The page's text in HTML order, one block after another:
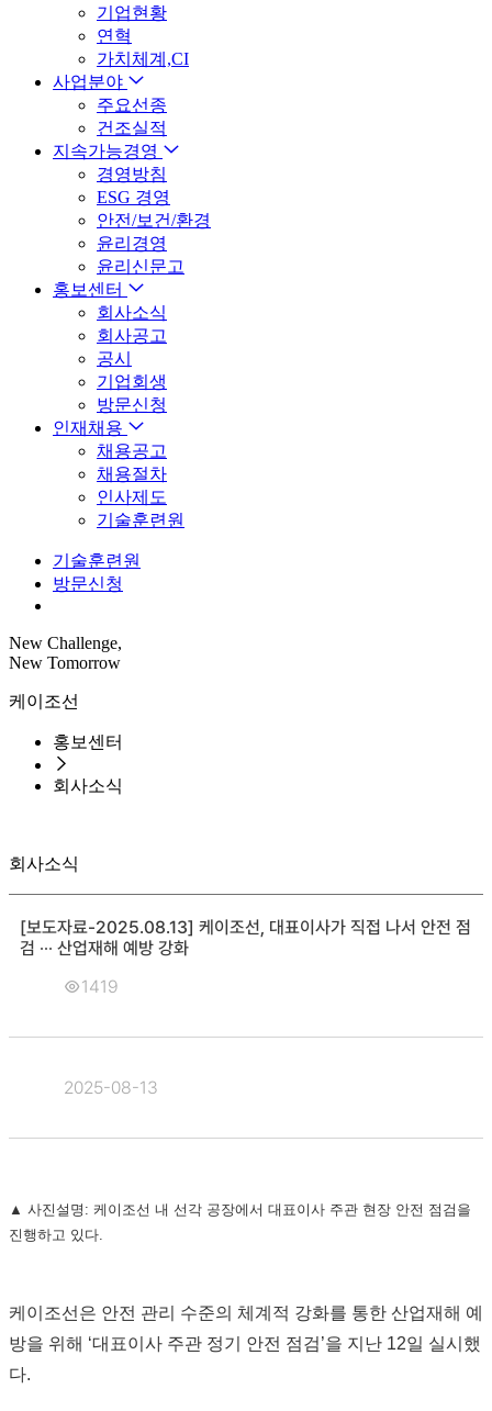
기업현황
연혁
가치체계,CI
사업분야
주요선종
건조실적
지속가능경영
경영방침
ESG 경영
안전/보건/환경
윤리경영
윤리신문고
홍보센터
회사소식
회사공고
공시
기업회생
방문신청
인재채용
채용공고
채용절차
인사제도
기술훈련원
기술훈련원
방문신청
New Challenge,
New Tomorrow
케이조선
홍보센터
회사소식
회사소식
[보도자료-2025.08.13] 케이조선, 대표이사가 직접 나서 안전 점
검 ∙∙∙ 산업재해 예방 강화
1419
2025-08-13
▲ 사진설명: 케이조선 내 선각 공장에서 대표이사 주관 현장 안전 점검을
진행하고 있다.
케이조선은 안전 관리 수준의 체계적 강화를 통한 산업재해 예
방을 위해 ‘대표이사 주관 정기 안전 점검’을 지난 12일 실시했
다.